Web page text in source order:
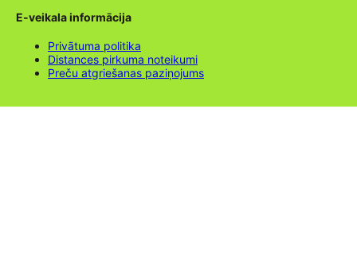
E-veikala informācija
Privātuma politika
Distances pirkuma noteikumi
Preču atgriešanas paziņojums